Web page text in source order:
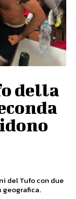
della
del Tufo con due
geografica.